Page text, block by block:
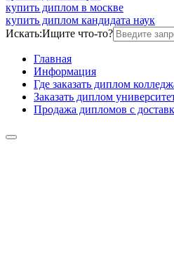
купить диплом в москве
купить диплом кандидата наук
Искать:Ищите что-то?
Главная
Информация
Где заказать диплом
Заказать диплом
Продажа дипломов с